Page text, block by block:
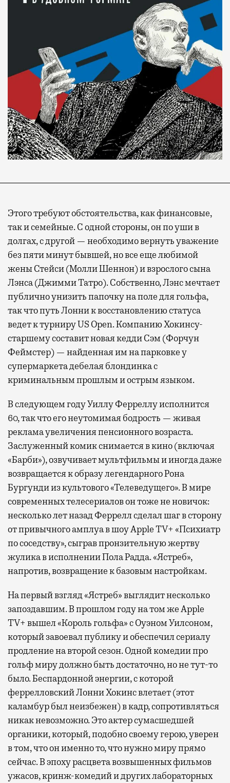
Этого требуют обстоятельства, как финансовые,
так и семейные. С одной стороны, он по уши в
долгах, с другой — необходимо вернуть уважение
без пяти минут бывшей, но все еще любимой
жены Стейси (Молли Шеннон) и взрослого сына
Лэнса (Джимми Татро). Собственно, Лэнс мечтает
публично унизить папочку на поле для гольфа,
так что путь Лонни к восстановлению статуса
ведет к турниру US Open. Компанию Хокинсу-
старшему составит новая кедди Сэм (Форчун
Феймстер) — найденная им на парковке у
супермаркета дебелая блондинка с
криминальным прошлым и острым языком.
В следующем году Уиллу Ферреллу исполнится
60, так что его неутомимая бодрость — живая
реклама увеличения пенсионного возраста.
Заслуженный комик снимается в кино (включая
«Барби»), озвучивает мультфильмы и иногда даже
возвращается к образу легендарного Рона
Бургунди из культового «Телеведущего». В мире
современных телесериалов он тоже не новичок:
несколько лет назад Феррелл сделал шаг в сторону
от привычного амплуа в шоу Apple TV+ «Психиатр
по соседству», сыграв пронзительную жертву
жулика в исполнении Пола Радда. «Ястреб»,
напротив, возвращение к базовым настройкам.
На первый взгляд «Ястреб» выглядит несколько
запоздавшим. В прошлом году на том же Apple
TV+ вышел «Король гольфа» с Оуэном Уилсоном,
который завоевал публику и обеспечил сериалу
продление на второй сезон. Одной комедии про
гольф миру должно быть достаточно, но не тут-то
было. Беспардонной энергии, с которой
феррелловский Лонни Хокинс влетает (этот
каламбур был неизбежен) в кадр, сопротивляться
никак невозможно. Это актер сумасшедшей
органики, который, подобно своему герою, уверен
в том, что он именно то, что нужно миру прямо
сейчас. В эпоху расцвета возвышенных фильмов
ужасов, кринж-комедий и других лабораторных